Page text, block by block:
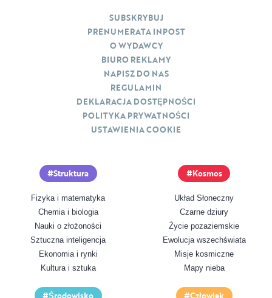
Struktura
Fizyka i matematyka
Chemia i biologia
Nauki o złożoności
Sztuczna inteligencja
Ekonomia i rynki
Kultura i sztuka
Kosmos
Układ Słoneczny
Czarne dziury
Życie pozaziemskie
Ewolucja wszechświata
Misje kosmiczne
Mapy nieba
SUBSKRYBUJ
PRENUMERATA INPOST
O WYDAWCY
BIURO REKLAMY
NAPISZ DO NAS
REGULAMIN
DEKLARACJA DOSTĘPNOŚCI
POLITYKA PRYWATNOŚCI
USTAWIENIA COOKIE